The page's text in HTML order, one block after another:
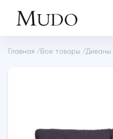
Главная / Все товары /Диваны